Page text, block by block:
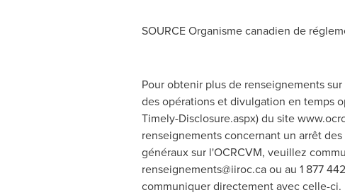
SOURCE Organisme canadien de
Pour obtenir plus de renseignements
des opérations et divulgation en temps
Timely-Disclosure.aspx) du site
renseignements concernant un arrêt
généraux sur l'OCRCVM, veuillez
renseignements@iiroc.caou au 1 877
communiquer directement avec celle-ci.